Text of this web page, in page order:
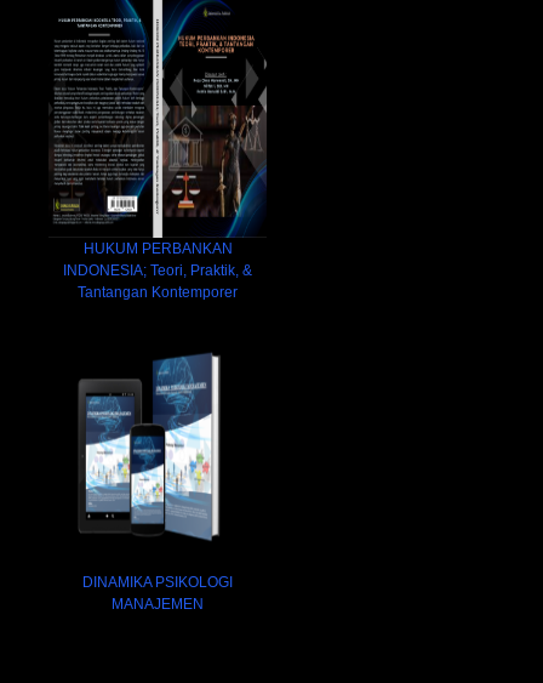
HUKUM PERBANKAN
INDONESIA; Teori, Praktik, &
Tantangan Kontemporer
DINAMIKA PSIKOLOGI
MANAJEMEN